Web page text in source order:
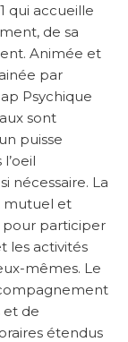
qui accueille
de sa
Animée et
par
Psychique
sont
puisse
nécessaire. La
mutuel et
pour participer
les activités
mêmes. Le
et de
étendus